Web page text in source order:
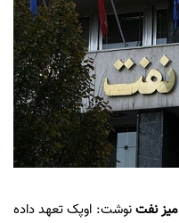
میز نفتنوشت: اوپک تعهد داده